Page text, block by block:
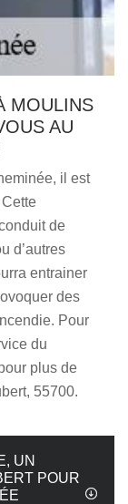
MOULINS
AU
il est
de
d’autres
entrainer
des
Pour
du
plus de
55700.
UN
POUR